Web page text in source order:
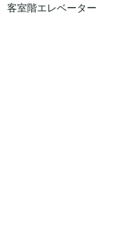
客室階エレベーター